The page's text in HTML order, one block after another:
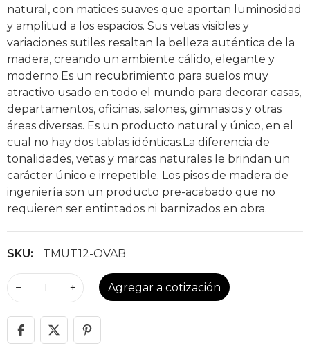
natural, con matices suaves que aportan luminosidad
y amplitud a los espacios. Sus vetas visibles y
variaciones sutiles resaltan la belleza auténtica de la
madera, creando un ambiente cálido, elegante y
moderno.Es un recubrimiento para suelos muy
atractivo usado en todo el mundo para decorar casas,
departamentos, oficinas, salones, gimnasios y otras
áreas diversas. Es un producto natural y único, en el
cual no hay dos tablas idénticas.La diferencia de
tonalidades, vetas y marcas naturales le brindan un
carácter único e irrepetible. Los pisos de madera de
ingeniería son un producto pre-acabado que no
requieren ser entintados ni barnizados en obra.
SKU: TMUT12-OVAB
− + Agregar a cotización